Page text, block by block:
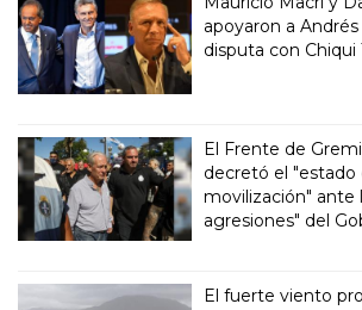
apoyaron a Andrés
disputa con Chiqui
El Frente de
decretó el "estado
movilización" ante
agresiones" del
El fuerte viento